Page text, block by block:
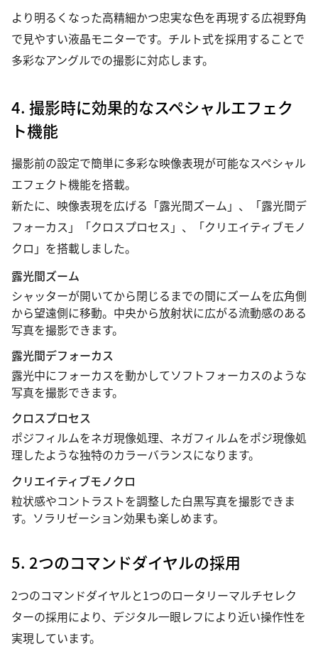
より明るくなった高精細かつ忠実な色を再現する広視野角
で見やすい液晶モニターです。チルト式を採用することで
多彩なアングルでの撮影に対応します。
4. 撮影時に効果的なスペシャルエフェク
ト機能
撮影前の設定で簡単に多彩な映像表現が可能なスペシャル
エフェクト機能を搭載。
新たに、映像表現を広げる「露光間ズーム」、「露光間デ
フォーカス」「クロスプロセス」、「クリエイティブモノ
クロ」を搭載しました。
露光間ズーム
シャッターが開いてから閉じるまでの間にズームを広角側
から望遠側に移動。中央から放射状に広がる流動感のある
写真を撮影できます。
露光間デフォーカス
露光中にフォーカスを動かしてソフトフォーカスのような
写真を撮影できます。
クロスプロセス
ポジフィルムをネガ現像処理、ネガフィルムをポジ現像処
理したような独特のカラーバランスになります。
クリエイティブモノクロ
粒状感やコントラストを調整した白黒写真を撮影できま
す。ソラリゼーション効果も楽しめます。
5. 2つのコマンドダイヤルの採用
2つのコマンドダイヤルと1つのロータリーマルチセレク
ターの採用により、デジタル一眼レフにより近い操作性を
実現しています。